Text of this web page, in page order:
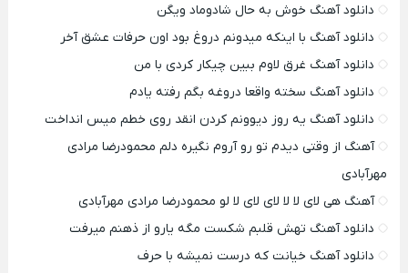
دانلود آهنگ خوش به حال شادوماد ویگن
دانلود آهنگ با اینکه میدونم دروغ بود اون حرفات عشق آخر
دانلود آهنگ غرق لاوم ببین چیکار کردی با من
دانلود آهنگ سخته واقعا دروغه بگم رفته یادم
دانلود آهنگ یه روز دیوونم کردن انقد روی خطم میس انداخت
آهنگ از وقتی دیدم تو رو آروم نگیره دلم محمودرضا مرادی
مهرآبادی
آهنگ هی لای لا لا لای لای لا لو محمودرضا مرادی مهرآبادی
دانلود آهنگ تهش قلبم شکست مگه یارو از ذهنم میرفت
دانلود آهنگ خیانت که درست نمیشه با حرف